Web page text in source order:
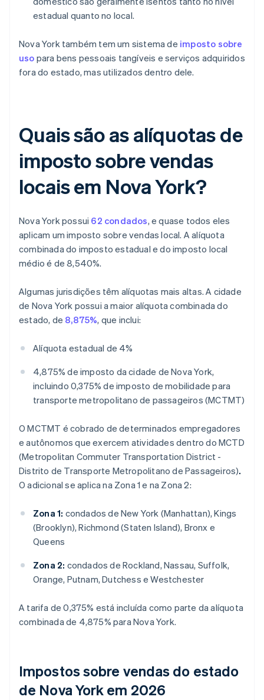
estadual quanto no local.
Nova York também tem um sistema de imposto sobre
uso para bens pessoais tangíveis e serviços adquiridos
fora do estado, mas utilizados dentro dele.
Quais são as alíquotas de
imposto sobre vendas
locais em Nova York?
Nova York possui 62 condados, e quase todos eles
aplicam um imposto sobre vendas local. A alíquota
combinada do imposto estadual e do imposto local
médio é de 8,540%.
Algumas jurisdições têm alíquotas mais altas. A cidade
de Nova York possui a maior alíquota combinada do
estado, de 8,875%, que inclui:
Alíquota estadual de 4%
4,875% de imposto da cidade de Nova York,
incluindo 0,375% de imposto de mobilidade para
transporte metropolitano de passageiros (MCTMT)
O MCTMT é cobrado de determinados empregadores
e autônomos que exercem atividades dentro do MCTD
(Metropolitan Commuter Transportation District -
Distrito de Transporte Metropolitano de Passageiros).
O adicional se aplica na Zona 1 e na Zona 2:
Zona 1: condados de New York (Manhattan), Kings
(Brooklyn), Richmond (Staten Island), Bronx e
Queens
Zona 2: condados de Rockland, Nassau, Suffolk,
Orange, Putnam, Dutchess e Westchester
A tarifa de 0,375% está incluída como parte da alíquota
combinada de 4,875% para Nova York.
Impostos sobre vendas do estado
de Nova York em 2026